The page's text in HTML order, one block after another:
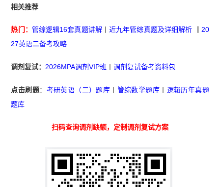
相关推荐
热门： 管综逻辑16套真题讲解丨近九年管综真题及详细解析
20
27英语二备考攻略
调剂复试：2026MPA调剂VIP班 丨调剂复试备考资料包
点击刷题： 考研英语（二）题库 管综数学题库
逻辑历年真题
题库
扫码查询调剂缺额，定制调剂复试方案